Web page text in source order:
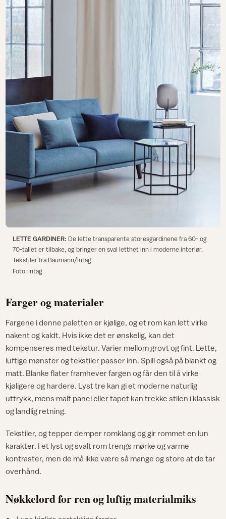
LETTE GARDINER: De lette transparente storesgardinene fra 60- og
70-tallet er tilbake, og bringer en sval letthet inn i moderne interiør.
Tekstiler fra Baumann/Intag.
Foto: Intag
Farger og materialer
Fargene i denne paletten er kjølige, og et rom kan lett virke
nakent og kaldt. Hvis ikke det er ønskelig, kan det
kompenseres med tekstur. Varier mellom grovt og fint. Lette,
luftige mønster og tekstiler passer inn. Spill også på blankt og
matt. Blanke flater framhever fargen og får den til å virke
kjøligere og hardere. Lyst tre kan gi et moderne naturlig
uttrykk, mens malt panel eller tapet kan trekke stilen i klassisk
og landlig retning.
Tekstiler, og tepper demper romklang og gir rommet en lun
karakter. I et lyst og svalt rom trengs mørke og varme
kontraster, men de må ikke være så mange og store at de tar
overhånd.
Nøkkelord for ren og luftig materialmiks